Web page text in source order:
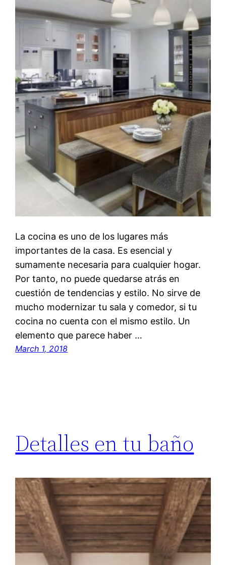
La cocina es uno de los lugares más
importantes de la casa. Es esencial y
sumamente necesaria para cualquier hogar.
Por tanto, no puede quedarse atrás en
cuestión de tendencias y estilo. No sirve de
mucho modernizar tu sala y comedor, si tu
cocina no cuenta con el mismo estilo. Un
elemento que parece haber …
March 1, 2018
Detalles en tu baño